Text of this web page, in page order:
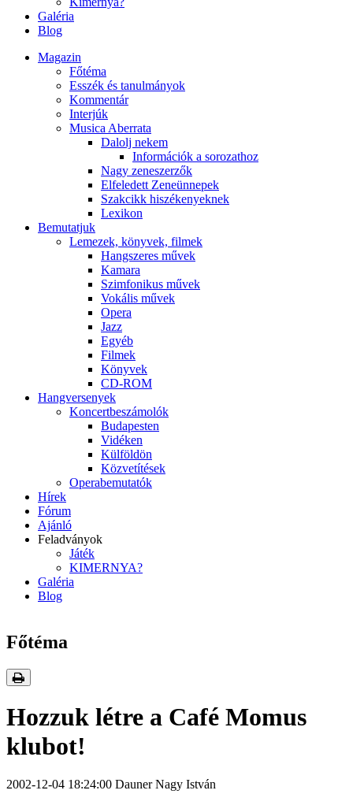
Galéria
Blog
Magazin
Főtéma
Esszék és tanulmányok
Kommentár
Interjúk
Musica Aberrata
Dalolj nekem
Információk a sorozathoz
Nagy zeneszerzők
Elfeledett Zeneünnepek
Szakcikk hiszékenyeknek
Lexikon
Bemutatjuk
Lemezek, könyvek, filmek
Hangszeres művek
Kamara
Szimfonikus művek
Vokális művek
Opera
Jazz
Egyéb
Filmek
Könyvek
CD-ROM
Hangversenyek
Koncertbeszámolók
Budapesten
Vidéken
Külföldön
Közvetítések
Operabemutatók
Hírek
Fórum
Ajánló
Feladványok
Játék
KIMERNYA?
Galéria
Blog
Főtéma
Hozzuk létre a Café Momus
klubot!
2002-12-04 18:24:00 Dauner Nagy István